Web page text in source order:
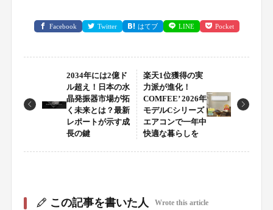
Facebook Twitter はてブ LINE Pocket
2034年には2億ド
ル超え！日本の水
晶発振器市場が拓
く未来とは？最新
レポートが示す成
長の鍵
楽天1位獲得の実
力派が進化！
COMFEE’ 2026年
モデルCシリーズ
エアコンで一年中
快適な暮らしを
この記事を書いた人 Wrote this article